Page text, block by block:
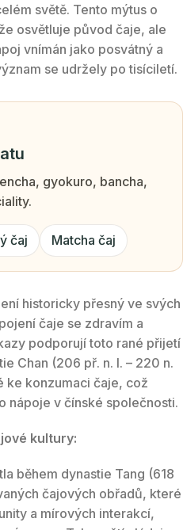
světě. Tento mýtus o
osvětluje původ čaje, ale
vnímán jako posvátný a
se udržely po tisíciletí.
gyokuro, bancha,
čaj Matcha čaj
historicky přesný ve svých
čaje se zdravím a
podporují toto rané přijetí
Chan (206 př. n. l. – 220 n.
ke konzumaci čaje, což
nápoje v čínské společnosti.
kultury:
během dynastie Tang (618
čajových obřadů, které
a mírových interakcí,